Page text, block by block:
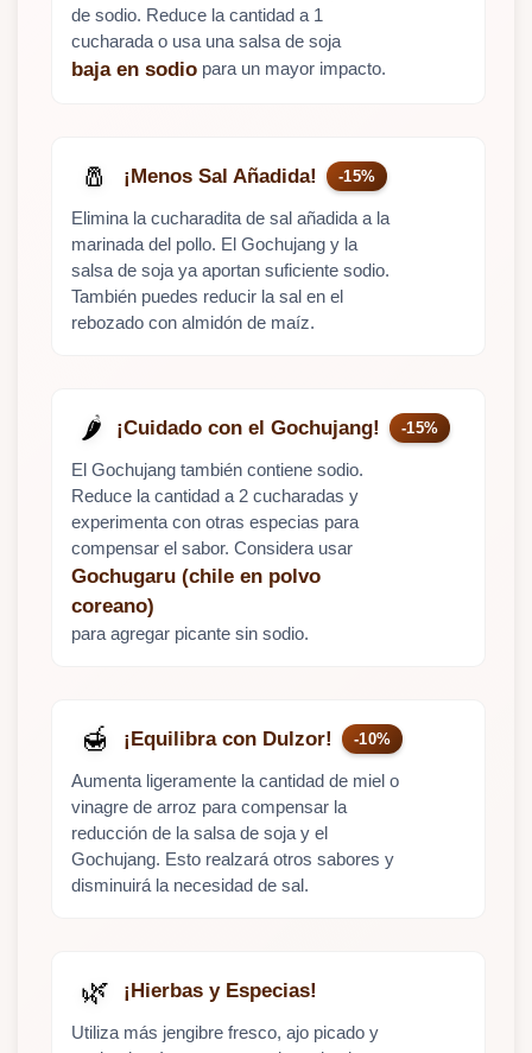
de sodio. Reduce la cantidad a 1
cucharada o usa una salsa de soja
baja en sodio para un mayor impacto.
🧂 ¡Menos Sal Añadida! -15%
Elimina la cucharadita de sal añadida a la
marinada del pollo. El Gochujang y la
salsa de soja ya aportan suficiente sodio.
También puedes reducir la sal en el
rebozado con almidón de maíz.
🌶️ ¡Cuidado con el Gochujang! -15%
El Gochujang también contiene sodio.
Reduce la cantidad a 2 cucharadas y
experimenta con otras especias para
compensar el sabor. Considera usar
Gochugaru (chile en polvo
coreano)
para agregar picante sin sodio.
🍯 ¡Equilibra con Dulzor! -10%
Aumenta ligeramente la cantidad de miel o
vinagre de arroz para compensar la
reducción de la salsa de soja y el
Gochujang. Esto realzará otros sabores y
disminuirá la necesidad de sal.
🌿 ¡Hierbas y Especias!
Utiliza más jengibre fresco, ajo picado y